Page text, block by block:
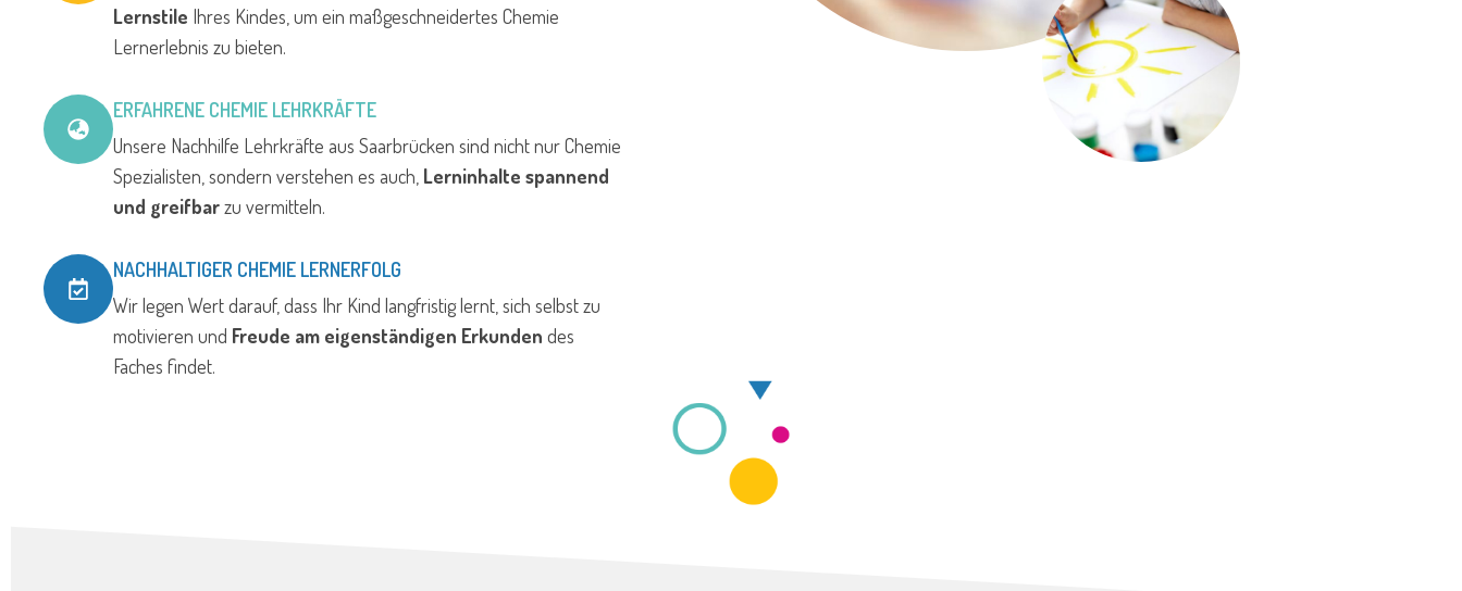
Lernstile Ihres Kindes, um ein maßgeschneidertes Chemie
Lernerlebnis zu bieten.
ERFAHRENE CHEMIE LEHRKRÄFTE
Unsere Nachhilfe Lehrkräfte aus Saarbrücken sind nicht nur Chemie
Spezialisten, sondern verstehen es auch, Lerninhalte spannend
und greifbarzu vermitteln.
NACHHALTIGER CHEMIE LERNERFOLG
Wir legen Wert darauf, dass Ihr Kind langfristig lernt, sich selbst zu
motivieren und Freude am eigenständigen Erkunden des
Faches findet.